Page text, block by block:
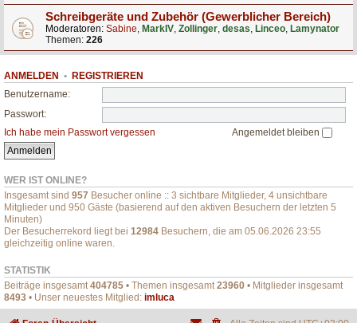
Schreibgeräte und Zubehör (Gewerblicher Bereich)
Moderatoren: Sabine, MarkIV, Zollinger, desas, Linceo, Lamynator
Themen: 226
ANMELDEN • REGISTRIEREN
Benutzername:
Passwort:
Ich habe mein Passwort vergessen
Angemeldet bleiben
WER IST ONLINE?
Insgesamt sind 957 Besucher online :: 3 sichtbare Mitglieder, 4 unsichtbare
Mitglieder und 950 Gäste (basierend auf den aktiven Besuchern der letzten 5
Minuten)
Der Besucherrekord liegt bei 12984 Besuchern, die am 05.06.2026 23:55
gleichzeitig online waren.
STATISTIK
Beiträge insgesamt404785 • Themen insgesamt23960 • Mitglieder insgesamt
8493 • Unser neuestes Mitglied: imluca